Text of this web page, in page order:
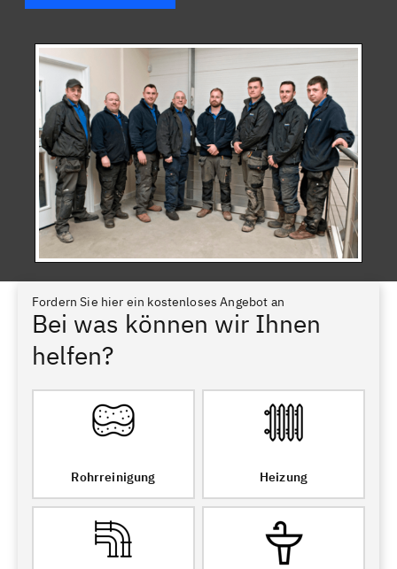
Fordern Sie hier ein kostenloses Angebot an
Bei was können wir Ihnen
helfen?
Rohrreinigung Heizung